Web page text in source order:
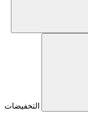
التخفيضات